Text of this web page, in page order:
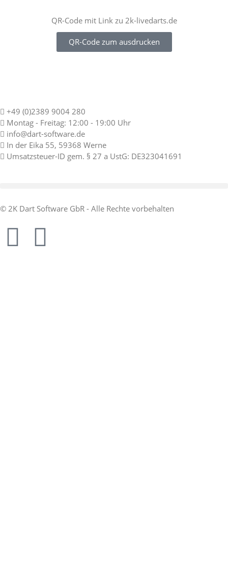
QR-Code mit Link zu 2k-livedarts.de
QR-Code zum ausdrucken
+49 (0)2389 9004 280
Montag - Freitag: 12:00 - 19:00 Uhr
info@dart-software.de
In der Eika 55, 59368 Werne
Umsatzsteuer-ID gem. § 27 a UstG: DE323041691
© 2K Dart Software GbR - Alle Rechte vorbehalten